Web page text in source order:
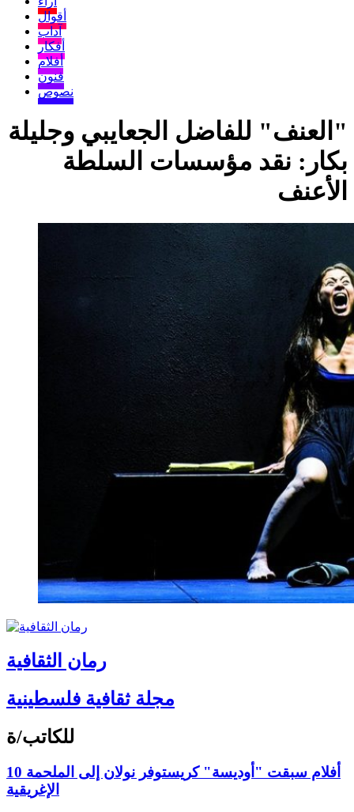
أقوال
آداب
أفكار
أفلام
فنون
نصوص
"العنف" للفاضل الجعايبي وجليلة
بكار: نقد مؤسسات السلطة
الأعنف
رمان الثقافية
مجلة ثقافية فلسطينية
للكاتب/ة
10 أفلام سبقت "أوديسة" كريستوفر نولان إلى الملحمة
الإغريقية